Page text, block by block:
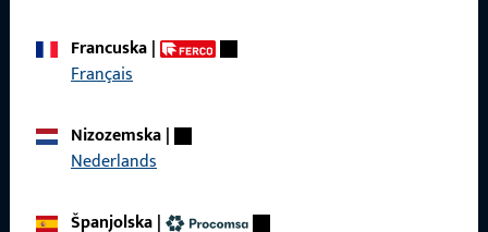
Francuska|
Français
Nizozemska|
Nederlands
Španjolska|